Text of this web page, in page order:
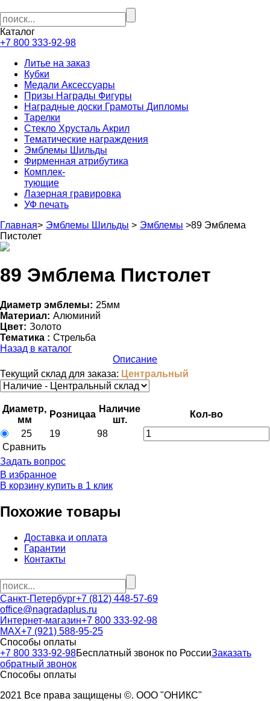
Каталог
+7 800 333-92-98
Литье на заказ
Кубки
Медали Аксессуары
Призы Награды Фигуры
Наградные доски Грамоты Дипломы
Тарелки
Стекло Хрусталь Акрил
Тематические награждения
Эмблемы Шильды
Фирменная атрибутика
Комплек-
тующие
Лазерная гравировка
УФ печать
Главная> Эмблемы Шильды > Эмблемы >89 Эмблема
Пистолет
89 Эмблема Пистолет
Диаметр эмблемы: 25мм
Материал: Алюминий
Цвет: Золото
Тематика : Стрельба
Назад в каталог
Описание
Текущий склад для заказа: Центральный
Диаметр,
мм
Розницаa
Наличие
шт.
Кол-во
25
19
98
Cравнить
Задать вопрос
В избранное
В корзину купить в 1 клик
Похожие товары
Доставка и оплата
Гарантии
Контакты
Санкт-Петербург+7 (812) 448-57-69
office@nagradaplus.ru
Интернет-магазин+7 800 333-92-98
MAX+7 (921) 588-95-25
Способы оплаты
+7 800 333-92-98Бесплатный звонок по РоссииЗаказать
обратный звонок
Способы оплаты
2021 Все права защищены ©. ООО "ОНИКС"